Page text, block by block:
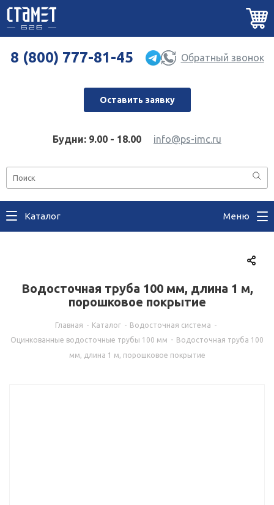
8 (800) 777-81-45 Обратный звонок
Оставить заявку
Будни: 9.00 - 18.00 info@ps-imc.ru
Каталог Меню
Водосточная труба 100 мм, длина 1 м,
порошковое покрытие
Главная - Каталог - Водосточная система -
Оцинкованные водосточные трубы 100 мм - Водосточная труба 100
мм, длина 1 м, порошковое покрытие